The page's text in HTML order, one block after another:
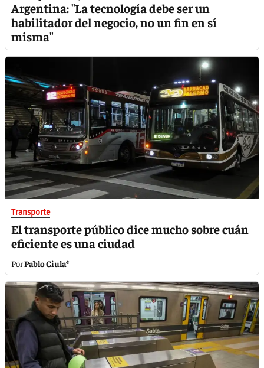
Argentina: "La tecnología debe ser un
habilitador del negocio, no un fin en sí
misma"
Transporte
El transporte público dice mucho sobre cuán
eficiente es una ciudad
Pablo Ciula*